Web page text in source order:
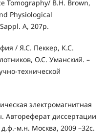
Tomography/ B.H. Brown,
Physiological
A, 207p.
/ Я.С. Пеккер, К.С.
О.С. Уманский. –
технической
электромагнитная
Автореферат диссертации
м.н. Москва, 2009 –32c.